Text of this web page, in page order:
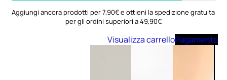
Aggiungi ancora prodotti per 7,90€ e ottieni la spedizione gratuita
per gli ordini superiori a 49,90€
Visualizza carrelloPagamento